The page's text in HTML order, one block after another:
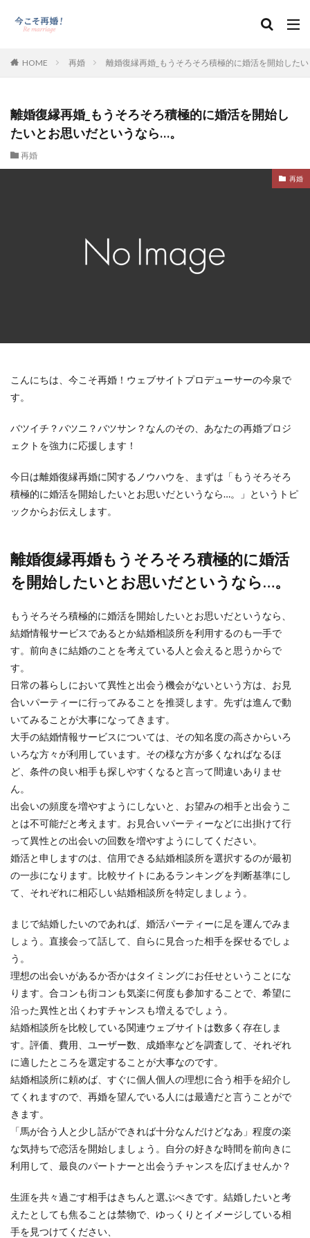
HOME 再婚 離婚復縁再婚_もうそろそろ積極的に婚活を開始した
離婚復縁再婚_もうそろそろ積極的に婚活を開始し
たいとお思いだというなら…。
再婚
再婚
こんにちは、今こそ再婚！ウェブサイトプロデューサーの今泉で
す。
バツイチ？バツニ？バツサン？なんのその、あなたの再婚プロジ
ェクトを強力に応援します！
今日は離婚復縁再婚に関するノウハウを、まずは「もうそろそろ
積極的に婚活を開始したいとお思いだというなら…。」というトピ
ックからお伝えします。
離婚復縁再婚もうそろそろ積極的に婚活
を開始したいとお思いだというなら…。
もうそろそろ積極的に婚活を開始したいとお思いだというなら、
結婚情報サービスであるとか結婚相談所を利用するのも一手で
す。前向きに結婚のことを考えている人と会えると思うからで
す。
日常の暮らしにおいて異性と出会う機会がないという方は、お見
合いパーティーに行ってみることを推奨します。先ずは進んで動
いてみることが大事になってきます。
大手の結婚情報サービスについては、その知名度の高さからいろ
いろな方々が利用しています。その様な方が多くなればなるほ
ど、条件の良い相手も探しやすくなると言って間違いありませ
ん。
出会いの頻度を増やすようにしないと、お望みの相手と出会うこ
とは不可能だと考えます。お見合いパーティーなどに出掛けて行
って異性との出会いの回数を増やすようにしてください。
婚活と申しますのは、信用できる結婚相談所を選択するのが最初
の一歩になります。比較サイトにあるランキングを判断基準にし
て、それぞれに相応しい結婚相談所を特定しましょう。
まじで結婚したいのであれば、婚活パーティーに足を運んでみま
しょう。直接会って話して、自らに見合った相手を探せるでしょ
う。
理想の出会いがあるか否かはタイミングにお任せということにな
ります。合コンも街コンも気楽に何度も参加することで、希望に
沿った異性と出くわすチャンスも増えるでしょう。
結婚相談所を比較している関連ウェブサイトは数多く存在しま
す。評価、費用、ユーザー数、成婚率などを調査して、それぞれ
に適したところを選定することが大事なのです。
結婚相談所に頼めば、すぐに個人個人の理想に合う相手を紹介し
てくれますので、再婚を望んでいる人には最適だと言うことがで
きます。
「馬が合う人と少し話ができれば十分なんだけどなあ」程度の楽
な気持ちで恋活を開始しましょう。自分の好きな時間を前向きに
利用して、最良のパートナーと出会うチャンスを広げませんか？
生涯を共々過ごす相手はきちんと選ぶべきです。結婚したいと考
えたとしても焦ることは禁物で、ゆっくりとイメージしている相
手を見つけてください、